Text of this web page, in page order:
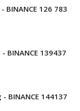
126 783
139437
BINANCE 144137